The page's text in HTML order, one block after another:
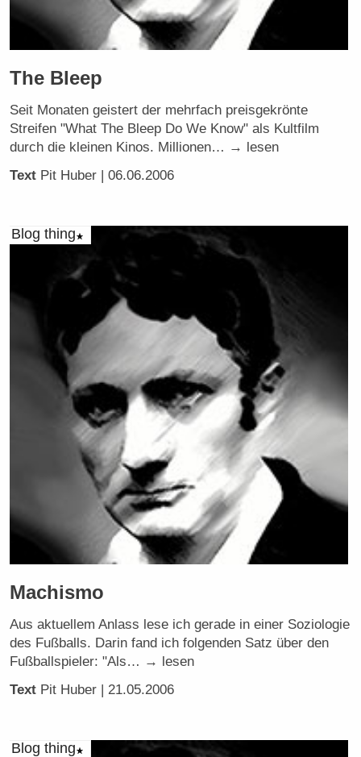
The Bleep
Seit Monaten geistert der mehrfach preisgekrönte
Streifen "What The Bleep Do We Know" als Kultfilm
durch die kleinen Kinos. Millionen… → lesen
Text Pit Huber | 06.06.2006
Blog thing
Machismo
Aus aktuellem Anlass lese ich gerade in einer Soziologie
des Fußballs. Darin fand ich folgenden Satz über den
Fußballspieler: "Als… → lesen
Text Pit Huber | 21.05.2006
Blog thing